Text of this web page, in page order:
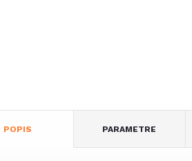
POPIS PARAMETRE